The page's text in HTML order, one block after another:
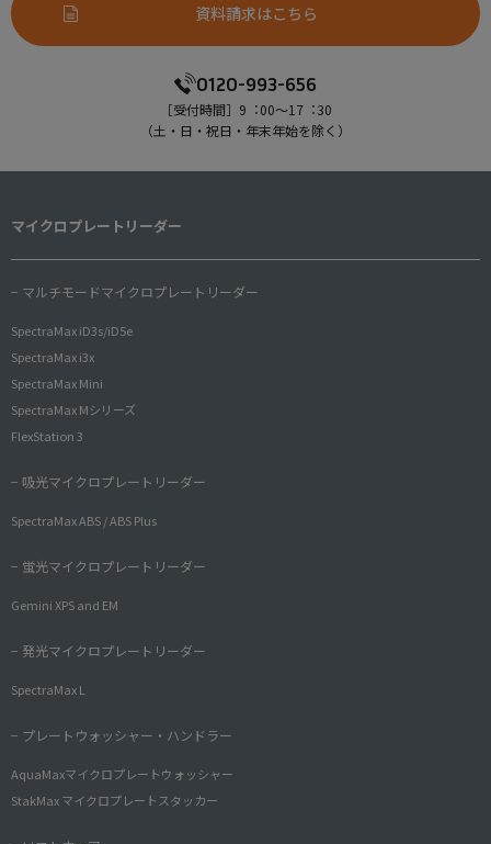
資料請求はこちら
0120-993-656
［受付時間］9︓00〜17︓30
（⼟・⽇・祝⽇・年末年始を除く）
マイクロプレートリーダー
− マルチモードマイクロプレートリーダー
SpectraMax iD3s/iD5e
SpectraMax i3x
SpectraMax Mini
SpectraMax Mシリーズ
FlexStation 3
− 吸光マイクロプレートリーダー
SpectraMax ABS / ABS Plus
− 蛍光マイクロプレートリーダー
Gemini XPS and EM
− 発光マイクロプレートリーダー
SpectraMax L
− プレートウォッシャー・ハンドラー
AquaMaxマイクロプレートウォッシャー
StakMax マイクロプレートスタッカー